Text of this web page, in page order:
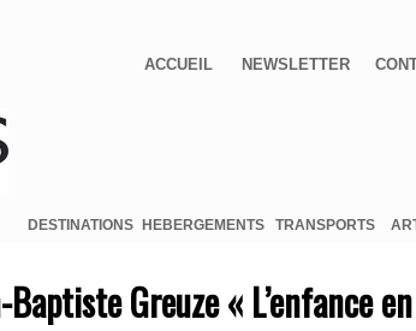
ACCUEIL NEWSLETTER
DESTINATIONS HEBERGEMENTS TRANSPORTS
Baptiste Greuze « L’enfance